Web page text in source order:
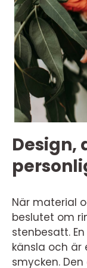
Design,
När material
beslutet om
stenbesatt.
känsla och är
smycken.